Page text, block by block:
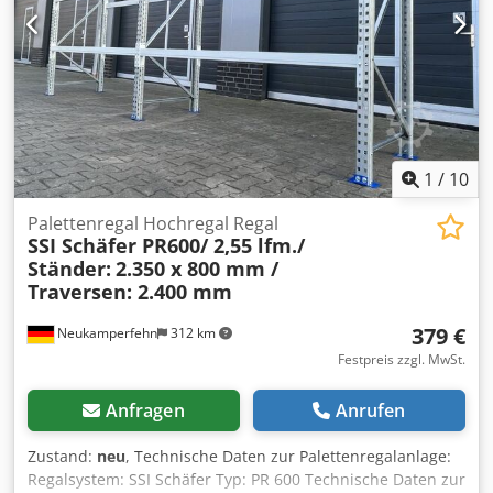
der Längsträger gegen unbeabsichtigtes Herausheben
1 / 10
Neukamperfehn 312 km
Palettenregal Hochregal Regal
SSI Schäfer PR600/ 2,55 lfm./
Ständer: 2.350 x 800 mm /
Traversen: 2.400 mm
379 €
Festpreis zzgl. MwSt.
Anfragen Anrufen
Zustand: neu, Technische Daten zur Palettenregalanlage:
Regalsystem: SSI Schäfer Typ: PR 600 Technische Daten zur